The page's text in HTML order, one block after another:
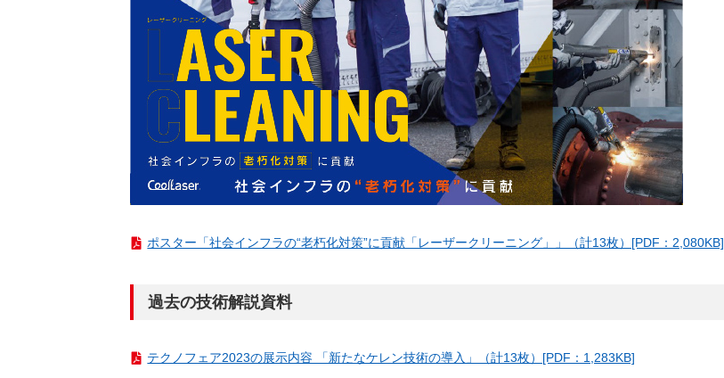
ポスター「社会インフラの“老朽化対策”に貢献「レーザークリーニング」」（計13枚）[PDF：2,080KB]
過去の技術解説資料
テクノフェア2023の展示内容 「新たなケレン技術の導入」（計13枚）[PDF：1,283KB]